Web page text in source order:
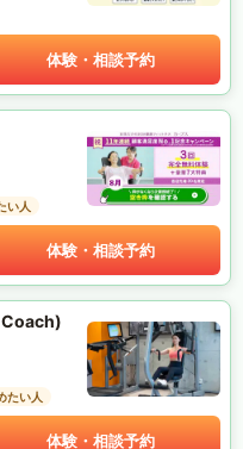
体験・相談予約
い人
体験・相談予約
Coach)
たい人
体験・相談予約